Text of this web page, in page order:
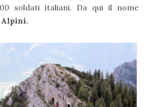
soldati italiani. Da qui il nome
Alpini.